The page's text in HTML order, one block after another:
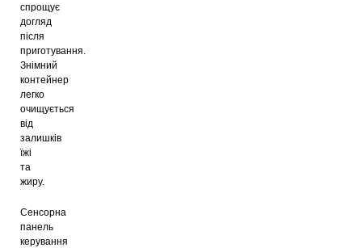
спрощує
догляд
після
приготування.
Знімний
контейнер
легко
очищується
від
залишків
їжі
та
жиру.
Сенсорна
панель
керування